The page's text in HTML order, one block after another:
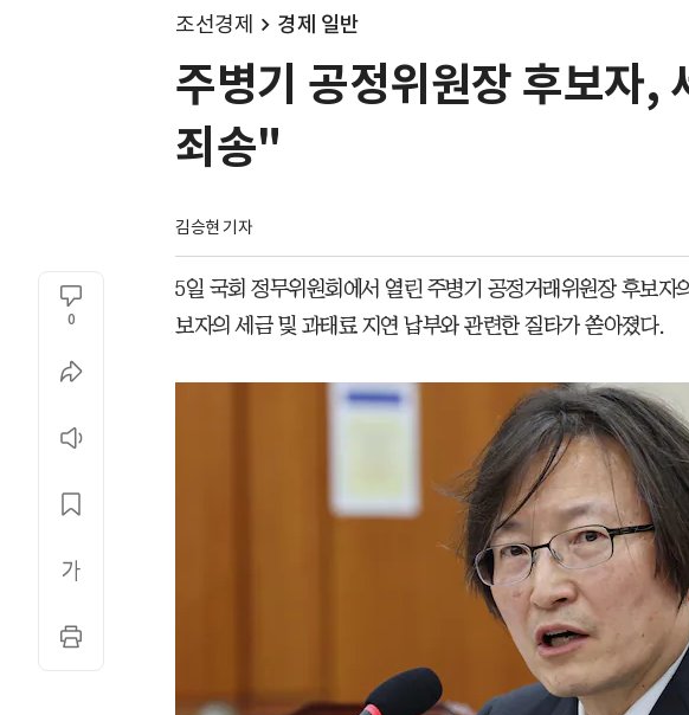
조선경제 경제 일반
주병기 공정위원장 후보자,
죄송"
김승현 기자
0
5일 국회 정무위원회에서 열린 주병기 공정거래위원장 후보자
보자의 세금 및 과태료 지연 납부와 관련한 질타가 쏟아졌다.